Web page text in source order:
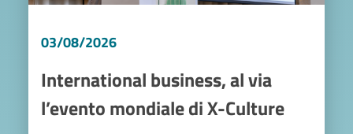
03/08/2026
International business, al via
l’evento mondiale di X-Culture